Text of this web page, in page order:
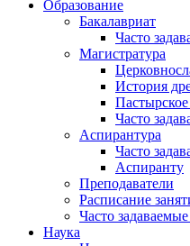
Образование
Бакалавриат
Часто
Магистратура
История
Часто
Аспирантура
Часто
Аспиранту
Преподаватели
Расписание
Часто
Наука